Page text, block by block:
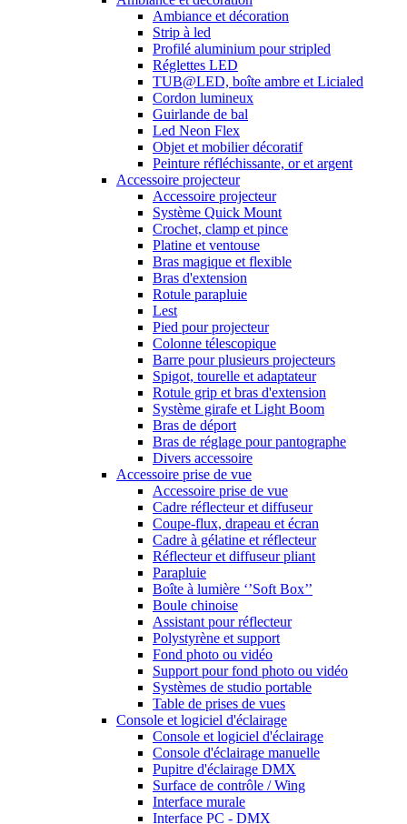
Ambiance et décoration
Strip à led
Profilé aluminium pour stripled
Réglettes LED
TUB@LED, boîte ambre et Licialed
Cordon lumineux
Guirlande de bal
Led Neon Flex
Objet et mobilier décoratif
Peinture réfléchissante, or et argent
Accessoire projecteur
Accessoire projecteur
Système Quick Mount
Crochet, clamp et pince
Platine et ventouse
Bras magique et flexible
Bras d'extension
Rotule parapluie
Lest
Pied pour projecteur
Colonne télescopique
Barre pour plusieurs projecteurs
Spigot, tourelle et adaptateur
Rotule grip et bras d'extension
Système girafe et Light Boom
Bras de déport
Bras de réglage pour pantographe
Divers accessoire
Accessoire prise de vue
Accessoire prise de vue
Cadre réflecteur et diffuseur
Coupe-flux, drapeau et écran
Cadre à gélatine et réflecteur
Réflecteur et diffuseur pliant
Parapluie
Boîte à lumière ‘’Soft Box’’
Boule chinoise
Assistant pour réflecteur
Polystyrène et support
Fond photo ou vidéo
Support pour fond photo ou vidéo
Systèmes de studio portable
Table de prises de vues
Console et logiciel d'éclairage
Console et logiciel d'éclairage
Console d'éclairage manuelle
Pupitre d'éclairage DMX
Surface de contrôle / Wing
Interface murale
Interface PC - DMX